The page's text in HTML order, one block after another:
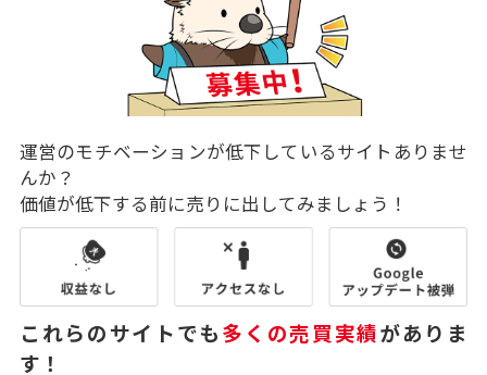
運営のモチベーションが低下しているサイトありませ
んか？
価値が低下する前に売りに出してみましょう！
これらのサイトでも多くの売買実績がありま
す！